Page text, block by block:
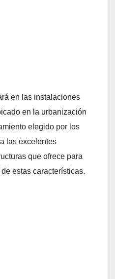
en las instalaciones
en la urbanización
elegido por los
las excelentes
que ofrece para
estas características.